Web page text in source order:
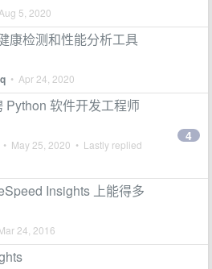
Aug 5, 2020
康检测和性能分析工具
• Apr 24, 2020
Python 软件开发工程师
• May 25, 2020 • Lastly replied
4
Insights 上能得多
24, 2016